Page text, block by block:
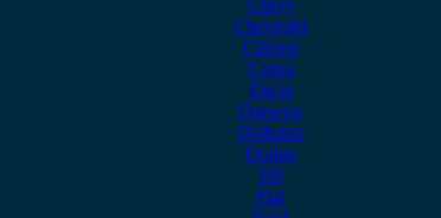
Chery
Chevrolet
Citroen
Cupra
Dacia
Daewoo
Daihatsu
Dodge
DS
Fiat